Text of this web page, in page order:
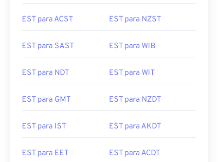
EST para ACST EST para NZST
EST para SAST EST para WIB
EST para NDT EST para WIT
EST para GMT EST para NZDT
EST para IST EST para AKDT
EST para EET EST para ACDT